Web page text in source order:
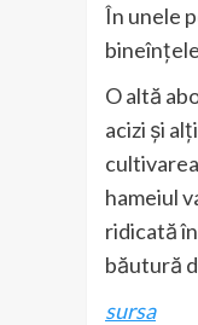
În unele
O altă
acizi și
hameiul
ridicată
băutură
sursa